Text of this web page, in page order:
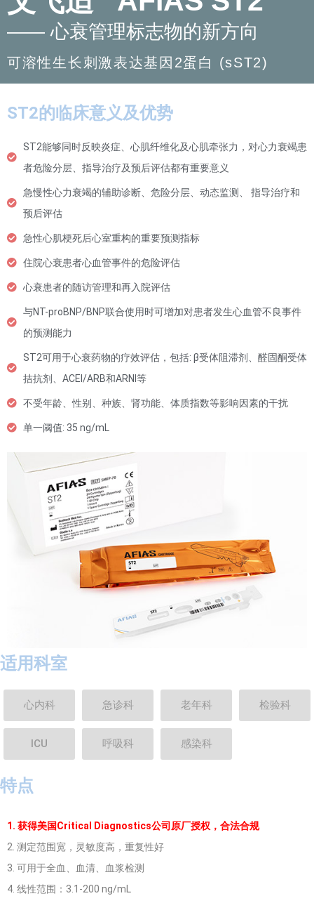
—— 心衰管理标志物的新方向
可溶性生长刺激表达基因2蛋白 (sST2)
ST2的临床意义及优势
ST2能够同时反映炎症、心肌纤维化及心肌牵张力，对心力衰竭患
者危险分层、指导治疗及预后评估都有重要意义
急慢性心力衰竭的辅助诊断、危险分层、动态监测、 指导治疗和
预后评估
急性心肌梗死后心室重构的重要预测指标
住院心衰患者心血管事件的危险评估
心衰患者的随访管理和再入院评估
与NT-proBNP/BNP联合使用时可增加对患者发生心血管不良事件
的预测能力
ST2可用于心衰药物的疗效评估，包括: β受体阻滞剂、醛固酮受体
拮抗剂、ACEI/ARB和ARNI等
不受年龄、性别、种族、肾功能、体质指数等影响因素的干扰
单一阈值: 35 ng/mL
适用科室
心内科 急诊科 老年科 检验科
ICU 呼吸科 感染科
特点
1. 获得美国Critical Diagnostics公司原厂授权，合法合规
2. 测定范围宽，灵敏度高，重复性好
3. 可用于全血、血清、血浆检测
4. 线性范围：3.1-200 ng/mL